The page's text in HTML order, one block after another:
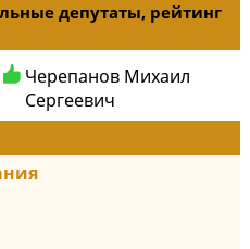
депутаты, рейтинг
Черепанов Михаил
Сергеевич